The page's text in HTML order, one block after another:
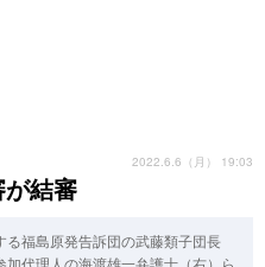
結審
2022.6.6（月） 19:03
る福島原発告訴団の武藤類子団長
加代理人の海渡雄一弁護士（右）ら